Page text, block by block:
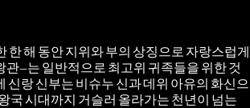
한 해 동안 지위와 부의 상징으로 자랑스럽게
관—는 일반적으로 최고위 귀족들을 위한 것
랑 신부는 비슈누 신과 데위 아유의 화신으
국 시대까지 거슬러 올라가는 천년이 넘는